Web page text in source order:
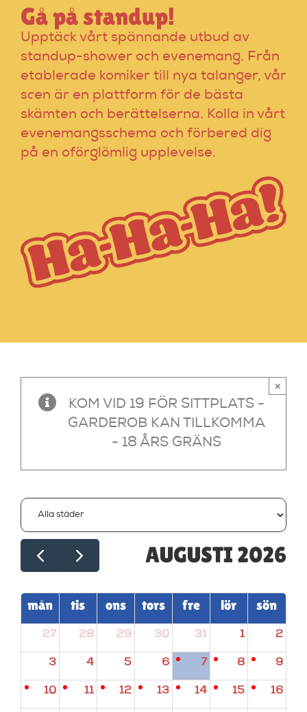
Gå på standup!
Upptäck vårt spännande utbud av
standup-shower och evenemang. Från
etablerade komiker till nya talanger, vår
scen är en plattform för de bästa
skämten och berättelserna. Kolla in vårt
evenemangsschema och förbered dig
på en oförglömlig upplevelse.
KOM VID 19 FÖR SITTPLATS -
GARDEROB KAN TILLKOMMA
- 18 ÅRS GRÄNS
×
AUGUSTI 2026
mån tis ons tors fre lör sön
27 28 29 30 31 1 2
3 4 5 6 7 8 9
10 11 12 13 14 15 16